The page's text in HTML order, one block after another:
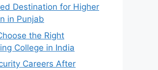
Destination for Higher
in Punjab
the Right
College in India
Careers After